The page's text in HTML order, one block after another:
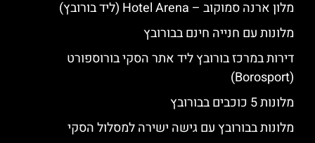
מלון ארנה סמוקוב – Hotel Arena (ליד בורובץ)
מלונות עם חנייה חינם בבורובץ
דירות במרכז בורובץ ליד אתר הסקי בורוספורט
(Borosport)
מלונות 5 כוכבים בבורובץ
מלונות בבורובץ עם גישה ישירה למסלול הסקי